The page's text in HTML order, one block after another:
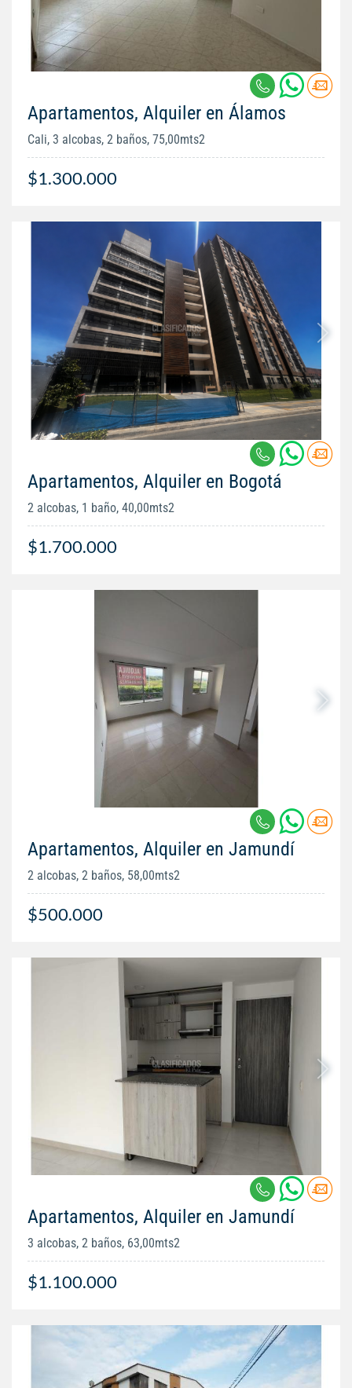
Apartamentos, Alquiler en Álamos
Cali, 3 alcobas, 2 baños, 75,00mts2
$1.300.000
Apartamentos, Alquiler en Bogotá
2 alcobas, 1 baño, 40,00mts2
$1.700.000
Apartamentos, Alquiler en Jamundí
2 alcobas, 2 baños, 58,00mts2
$500.000
Apartamentos, Alquiler en Jamundí
3 alcobas, 2 baños, 63,00mts2
$1.100.000